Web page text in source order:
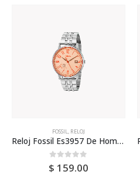
Reloj Fossil Es3957 De Hombre